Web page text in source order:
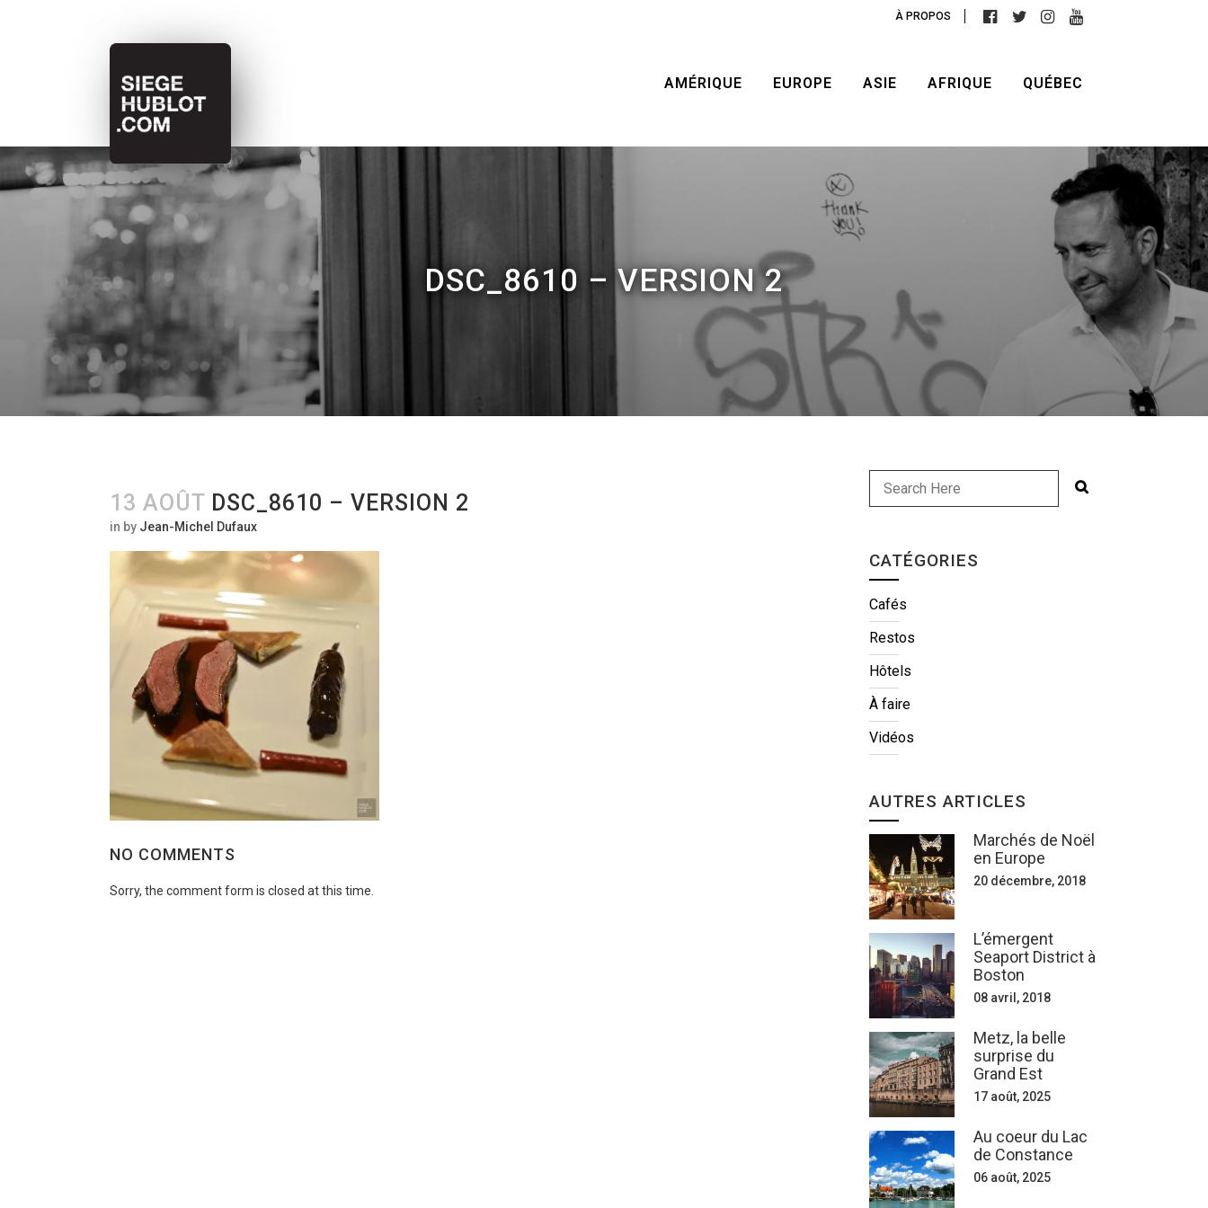
À PROPOS
AMÉRIQUE EUROPE ASIE AFRIQUE QUÉBEC
DSC_8610 – VERSION 2
13 AOÛT DSC_8610 – VERSION 2
in by Jean-Michel Dufaux
NO COMMENTS
Sorry, the comment form is closed at this time.
CATÉGORIES
Cafés
Restos
Hôtels
À faire
Vidéos
AUTRES ARTICLES
Marchés de Noël
en Europe
20 décembre, 2018
L’émergent
Seaport District à
Boston
08 avril, 2018
Metz, la belle
surprise du
Grand Est
17 août, 2025
Au coeur du Lac
de Constance
06 août, 2025